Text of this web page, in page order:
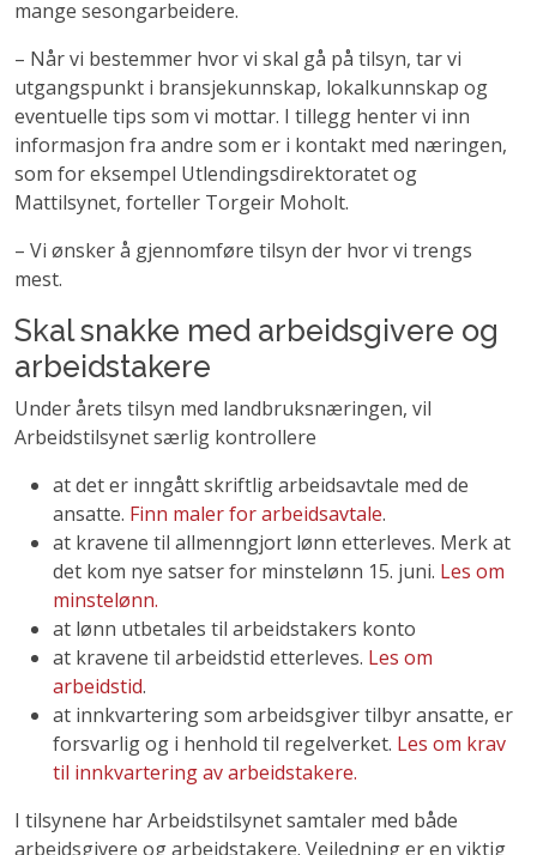
mange sesongarbeidere.
– Når vi bestemmer hvor vi skal gå på tilsyn, tar vi
utgangspunkt i bransjekunnskap, lokalkunnskap og
eventuelle tips som vi mottar. I tillegg henter vi inn
informasjon fra andre som er i kontakt med næringen,
som for eksempel Utlendingsdirektoratet og
Mattilsynet, forteller Torgeir Moholt.
– Vi ønsker å gjennomføre tilsyn der hvor vi trengs
mest.
Skal snakke med arbeidsgivere og
arbeidstakere
Under årets tilsyn med landbruksnæringen, vil
Arbeidstilsynet særlig kontrollere
at det er inngått skriftlig arbeidsavtale med de
ansatte. Finn maler for arbeidsavtale.
at kravene til allmenngjort lønn etterleves. Merk at
det kom nye satser for minstelønn 15. juni. Les om
minstelønn.
at lønn utbetales til arbeidstakers konto
at kravene til arbeidstid etterleves. Les om
arbeidstid.
at innkvartering som arbeidsgiver tilbyr ansatte, er
forsvarlig og i henhold til regelverket. Les om krav
til innkvartering av arbeidstakere.
I tilsynene har Arbeidstilsynet samtaler med både
arbeidsgivere og arbeidstakere. Veiledning er en viktig